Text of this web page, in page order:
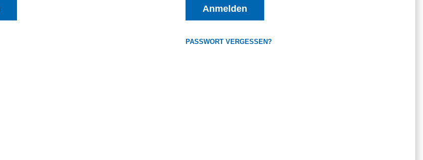
Anmelden
PASSWORT VERGESSEN?